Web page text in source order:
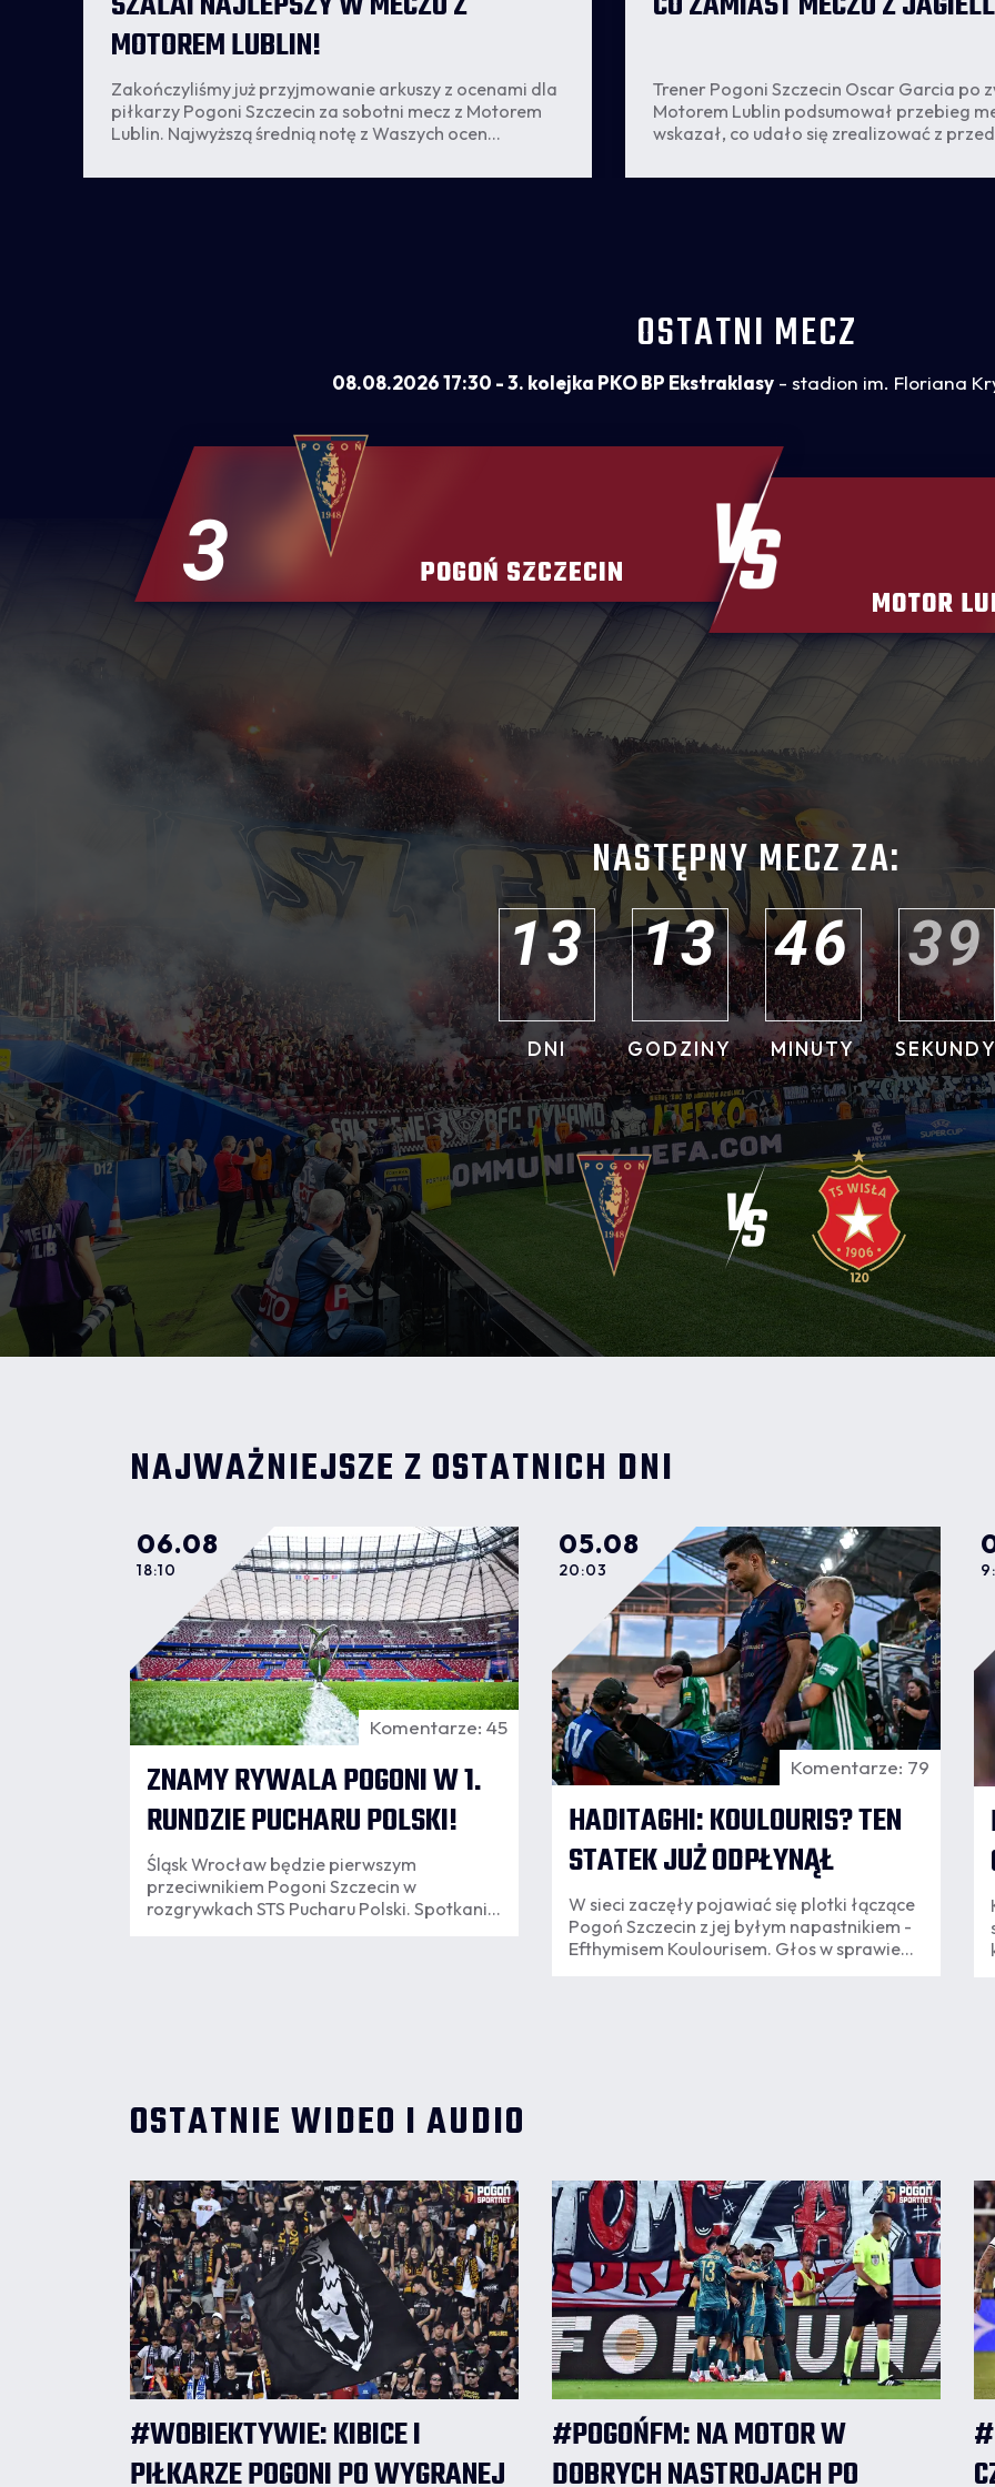
MOTOREM LUBLIN!
Zakończyliśmy już przyjmowanie arkuszy z ocenami dla
piłkarzy Pogoni Szczecin za sobotni mecz z Motorem
Lublin. Najwyższą średnią notę z Waszych ocen
najlepszego zawodnika spotkania!
Trener Pogoni Szczecin Oscar Garcia po
Motorem Lublin podsumował przebieg
wskazał, co udało się zrealizować z
Szkoleniowiec odniósł się również do
OSTATNI MECZ
08.08.2026 17:30 - 3. kolejka PKO BP Ekstraklasy - stadion im. Floriana
3 POGOŃ SZCZECIN
MOTOR
NASTĘPNY MECZ ZA:
13
DNI
13
GODZINY
46
MINUTY
37
NAJWAŻNIEJSZE Z OSTATNICH DNI
06.08
18:10
Komentarze: 45
ZNAMY RYWALA POGONI W 1.
RUNDZIE PUCHARU POLSKI!
Śląsk Wrocław będzie pierwszym
przeciwnikiem Pogoni Szczecin w
rozgrywkach STS Pucharu Polski. Spotkanie
05.08
20:03
Komentarze: 79
HADITAGHI: KOULOURIS? TEN
STATEK JUŻ ODPŁYNĄŁ
W sieci zaczęły pojawiać się plotki łączące
Pogoń Szczecin z jej byłym napastnikiem -
Efthymisem Koulourisem. Głos w sprawie
OSTATNIE WIDEO I AUDIO
#WOBIEKTYWIE: KIBICE I
PIŁKARZE POGONI PO WYGRANEJ
#POGOŃFM: NA MOTOR W
DOBRYCH NASTROJACH PO